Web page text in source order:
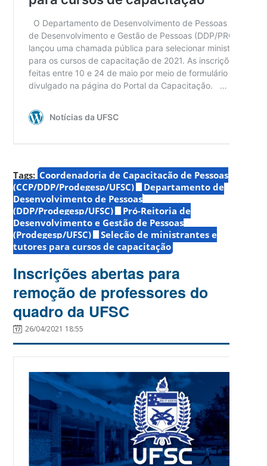
Tags: Coordenadoria de Capacitação de Pessoas
(CCP/DDP/Prodegesp/UFSC)
Departamento de
Desenvolvimento de Pessoas
(DDP/Prodegesp/UFSC)
Pró-Reitoria de
Desenvolvimento e Gestão de Pessoas
(Prodegesp/UFSC)
Seleção de ministrantes e
tutores para cursos de capacitação
Inscrições abertas para
remoção de professores do
quadro da UFSC
26/04/2021 18:55